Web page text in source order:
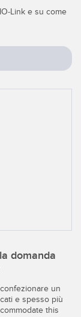
Link e su come
domanda
un
e spesso più
this